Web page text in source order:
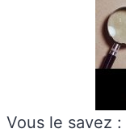
Vous le savez :